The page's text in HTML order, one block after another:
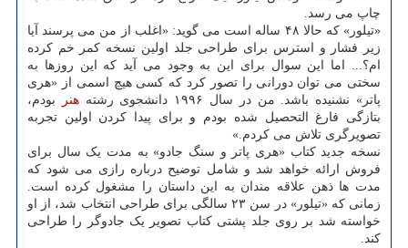
چاپ می رسد.
«تیلور» که حالا ۴۸ ساله است می گوید: «اغلب از من می پرسند آیا
زیر فشار و استرس برای طراحی جلد اولین نسخه کمر خم کرده
ام؟... اما این سوال برای این به وجود می آید که این روزها به
سختی می توان دورانی را تصور کرد که کسی هیچ اسمی از «هری
پاتر» نشنیده باشد. من در سال ۱۹۹۶ دانشجوی رشته
هنر
بودم،
بتازگی فارغ التحصیل شده بودم و برای پیدا کردن اولین تجربه
تصویرگری تلاش می کردم.»
نسخه جدید کتاب «هری پاتر و سنگ جادو» به مدت یک سال برای
فروش ارائه خواهد شد و شامل توضیح درباره رازی می شود که
مدت ها ذهن علاقه مندان به این داستان را مشغول کرده است.
زمانی که «تیلور» در سن ۲۳ سالگی برای طراحی انتخاب شد، از او
خواسته شد بر روی جلد پشتی کتاب تصویر یک جادوگر را طراحی
کند.